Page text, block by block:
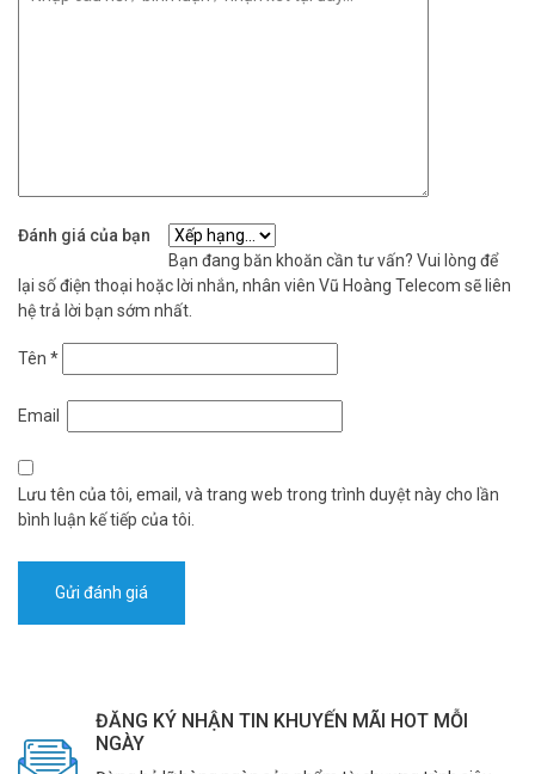
Đánh giá của bạn
Bạn đang băn khoăn cần tư vấn? Vui lòng để
lại số điện thoại hoặc lời nhắn, nhân viên Vũ Hoàng Telecom sẽ liên
hệ trả lời bạn sớm nhất.
Tên *
Email
Lưu tên của tôi, email, và trang web trong trình duyệt này cho lần
bình luận kế tiếp của tôi.
ĐĂNG KÝ NHẬN TIN KHUYẾN MÃI HOT MỖI
NGÀY